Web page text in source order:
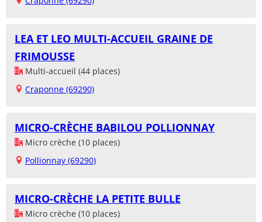
LEA ET LEO MULTI-ACCUEIL GRAINE DE
FRIMOUSSE
Multi-accueil (44 places)
Craponne (69290)
MICRO-CRÈCHE BABILOU POLLIONNAY
Micro crèche (10 places)
Pollionnay (69290)
MICRO-CRÈCHE LA PETITE BULLE
Micro crèche (10 places)